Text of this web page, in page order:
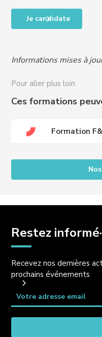
Accessibilité des
RQTH, ou
handicap@crews-
Accessibilité des
contacter :
Je candidate
Informations mises à
Pour aller plus loin
Ces formations
Formation
Restez
Recevez nos dernières
prochains événements